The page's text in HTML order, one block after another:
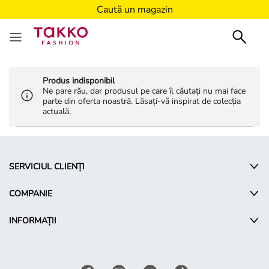
Caută un magazin
Produs indisponibil
Ne pare rău, dar produsul pe care îl căutați nu mai face
parte din oferta noastră. Lăsați-vă inspirat de colecția
actuală.
SERVICIUL CLIENȚI
COMPANIE
INFORMAȚII